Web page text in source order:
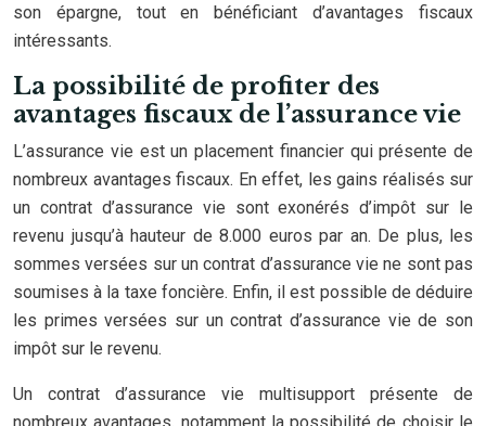
son épargne, tout en bénéficiant d’avantages fiscaux
intéressants.
La possibilité de profiter des
avantages fiscaux de l’assurance vie
L’assurance vie est un placement financier qui présente de
nombreux avantages fiscaux. En effet, les gains réalisés sur
un contrat d’assurance vie sont exonérés d’impôt sur le
revenu jusqu’à hauteur de 8.000 euros par an. De plus, les
sommes versées sur un contrat d’assurance vie ne sont pas
soumises à la taxe foncière. Enfin, il est possible de déduire
les primes versées sur un contrat d’assurance vie de son
impôt sur le revenu.
Un contrat d’assurance vie multisupport présente de